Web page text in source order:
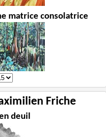
matrice consolatrice
Friche
deuil